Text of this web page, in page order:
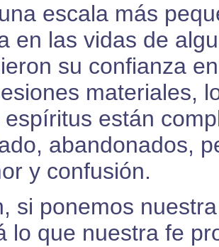
escala más
en las vidas de
su confianza
materiales,
espíritus están
abandonados,
y confusión.
si ponemos
lo que nuestra fe